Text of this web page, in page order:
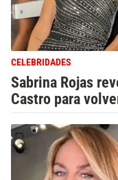
CELEBRIDADES
Sabrina Rojas
Castro para